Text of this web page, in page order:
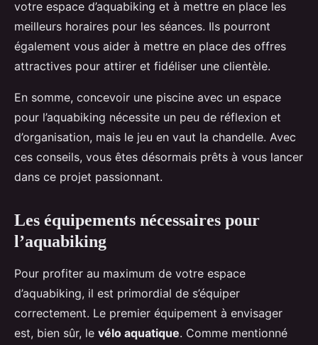
votre espace d’aquabiking et à mettre en place les
meilleurs horaires pour les séances. Ils pourront
également vous aider à mettre en place des offres
attractives pour attirer et fidéliser une clientèle.
En somme, concevoir une piscine avec un espace
pour l’aquabiking nécessite un peu de réflexion et
d’organisation, mais le jeu en vaut la chandelle. Avec
ces conseils, vous êtes désormais prêts à vous lancer
dans ce projet passionnant.
Les équipements nécessaires pour
l’aquabiking
Pour profiter au maximum de votre espace
d’aquabiking, il est primordial de s’équiper
correctement. Le premier équipement à envisager
est, bien sûr, le vélo aquatique. Comme mentionné